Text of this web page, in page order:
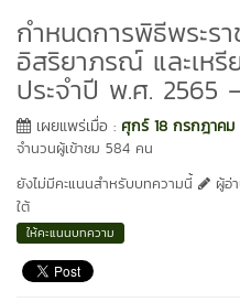
กำหนดการพิธีพระรา
อิสริยาภรณ์ และเห
ประจำปี พ.ศ. 2565
เผยแพร่เมื่อ : ศุกร์ 18 กรกฎาคม
จำนวนผู้เข้าชม 584 คน
ยังไม่มีคะแนนสำหรับบทความนี้
ผู้อ่
ใต้
ให้คะแนนบทความ